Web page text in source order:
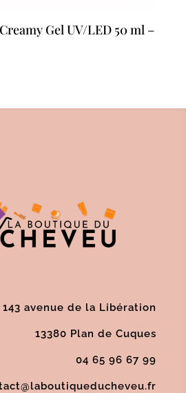
Gel UV/LED 50 ml –
143 avenue de la Libération
13380 Plan de Cuques
04 65 96 67 99